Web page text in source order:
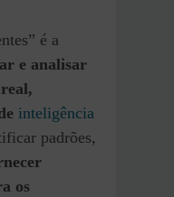
é a
e analisar
inteligência
padrões,
os